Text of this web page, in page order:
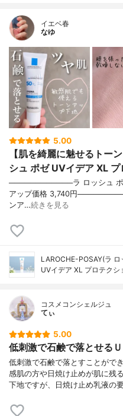
イエベ春
なゆ
5.00
【肌を綺麗に魅せるトー
シュ ポゼ UVイデア XL
────────────ラ ロッシュ ポ
アップ価格 3,740円
ンア…続きを見る
LAROCHE-POSAY(ラ ロ
UVイデア XL プロテクシ
コスメコンシェルジュ
てぃ
5.00
低刺激で石鹸で落とせる
低刺激で石鹸で落とすことがで
感肌の方や日焼け止めが肌に残
下地ですが、日焼け止め乳液の